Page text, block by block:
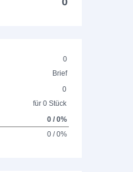
0
Brief
0
für 0 Stück
0 / 0%
0 / 0%